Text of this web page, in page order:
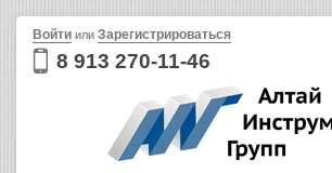
8 913 270-11-46
Войти или Зарегистрироваться